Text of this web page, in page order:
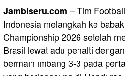
Jambiseru.com – Tim
Indonesia melangkah ke
Championship 2026 setelah
Brasil lewat adu penalti dengan
bermain imbang 3-3 pada